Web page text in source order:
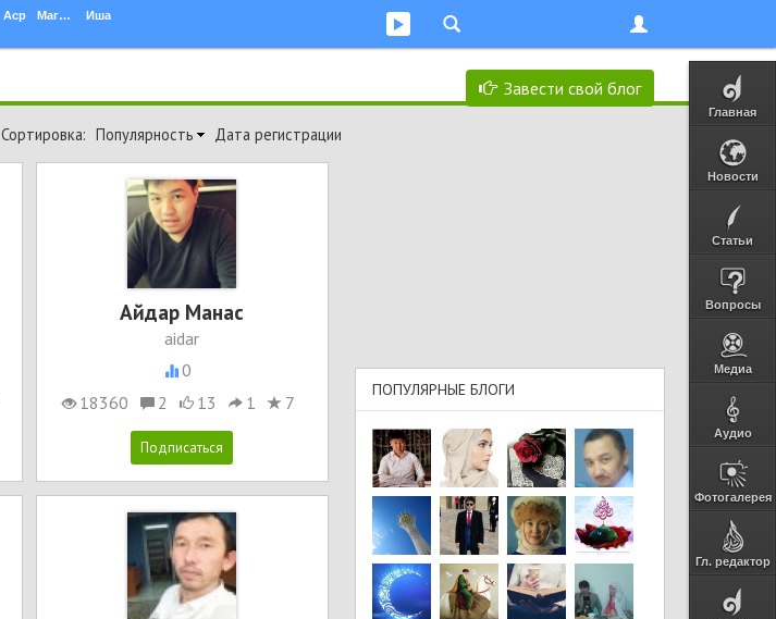
Аср Магриб Иша
Главная
Новости
Статьи
Вопросы
Медиа
Аудио
Фотогалерея
Гл. редактор
Завести свой блог
Сортировка: Популярность Дата регистрации
Айдар Манас
aidar
0
18360
2 13 1 7
ПОПУЛЯРНЫЕ БЛОГИ